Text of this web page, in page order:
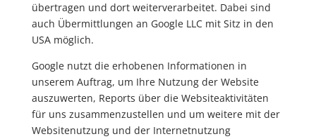
übertragen und dort weiterverarbeitet. Dabei sind
auch Übermittlungen an Google LLC mit Sitz in den
USA möglich.
Google nutzt die erhobenen Informationen in
unserem Auftrag, um Ihre Nutzung der Website
auszuwerten, Reports über die Websiteaktivitäten
für uns zusammenzustellen und um weitere mit der
Websitenutzung und der Internetnutzung